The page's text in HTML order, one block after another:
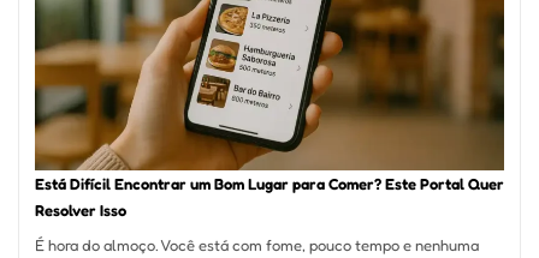
encontrar
reservar
Paulo
Está Difícil Encontrar um Bom Lugar para Comer? Este Portal Quer
Resolver Isso
É hora do almoço. Você está com fome, pouco tempo e nenhuma